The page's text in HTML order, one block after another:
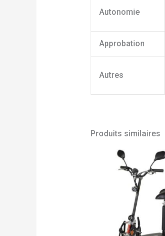
Autonomie
Approbation
Autres
Produits similaires